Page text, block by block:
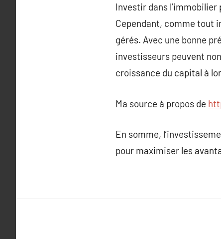
Investir dans
Cependant, comme tout
gérés. Avec une bonne
investisseurs peuvent
croissance du capital à
Ma source à propos de
En somme,
pour maximiser les